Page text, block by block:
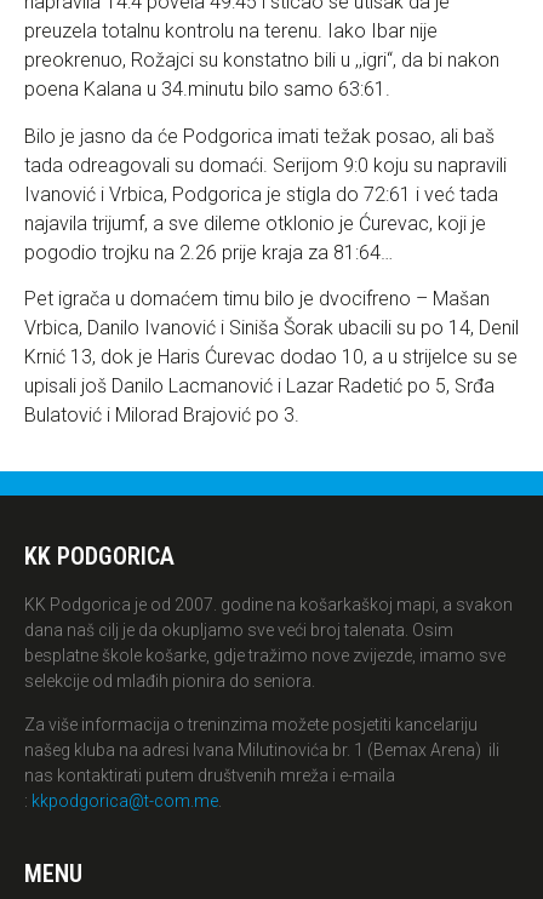
preuzela totalnu kontrolu na terenu. Iako Ibar nije
preokrenuo, Rožajci su konstatno bili u ,,igri“, da bi nakon
poena Kalana u 34.minutu bilo samo 63:61.
Bilo je jasno da će Podgorica imati težak posao, ali baš
tada odreagovali su domaći. Serijom 9:0 koju su napravili
Ivanović i Vrbica, Podgorica je stigla do 72:61 i već tada
najavila trijumf, a sve dileme otklonio je Ćurevac, koji je
pogodio trojku na 2.26 prije kraja za 81:64…
Pet igrača u domaćem timu bilo je dvocifreno – Mašan
Vrbica, Danilo Ivanović i Siniša Šorak ubacili su po 14, Denil
Krnić 13, dok je Haris Ćurevac dodao 10, a u strijelce su se
upisali još Danilo Lacmanović i Lazar Radetić po 5, Srđa
Bulatović i Milorad Brajović po 3.
KK PODGORICA
KK Podgorica je od 2007. godine na košarkaškoj mapi, a svakon
dana naš cilj je da okupljamo sve veći broj talenata. Osim
besplatne škole košarke, gdje tražimo nove zvijezde, imamo sve
selekcije od mlađih pionira do seniora.
Za više informacija o treninzima možete posjetiti kancelariju
našeg kluba na adresi Ivana Milutinovića br. 1 (Bemax Arena) ili
nas kontaktirati putem društvenih mreža i e-maila
: kkpodgorica@t-com.me
MENU